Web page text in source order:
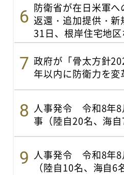
防衛省が在日米軍
返還・追加提供・
31日、根岸住宅地区
政府が「骨太方針
年以内に防衛力を変
人事発令 令和8年8
事（陸自20名、海自
人事発令 令和8年8
（陸自10名、海自6